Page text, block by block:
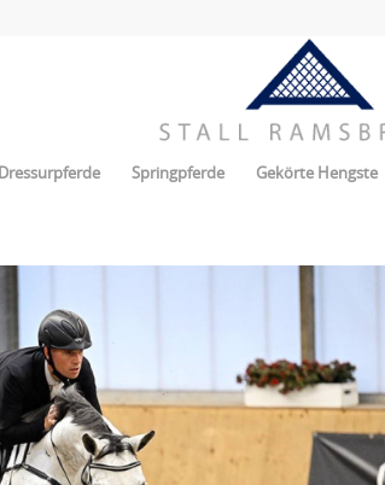
Dressurpferde Springpferde Gekörte Hengste